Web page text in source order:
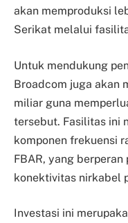
akan memproduksi
Serikat melalui
Untuk mendukung
Broadcom juga akan
miliar guna
tersebut. Fasilitas ini
komponen frekuensi
FBAR, yang
konektivitas nirkabel
Investasi ini